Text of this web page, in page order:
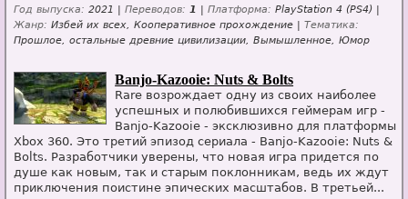
Год выпуска: 2021 | Переводов: 1 Платформа: PlayStation 4 (PS4) |
Жанр: Избей их всех, Кооперативное прохождение | Тематика:
Прошлое, остальные древние цивилизации, Вымышленное, Юмор
Banjo-Kazooie: Nuts & Bolts
Rare возрождает одну из своих наиболее
успешных и полюбившихся геймерам игр -
Banjo-Kazooie - эксклюзивно для платформы
Xbox 360. Это третий эпизод сериала - Banjo-Kazooie: Nuts &
Bolts. Разработчики уверены, что новая игра придется по
душе как новым, так и старым поклонникам, ведь их ждут
приключения поистине эпических масштабов. В третьей...